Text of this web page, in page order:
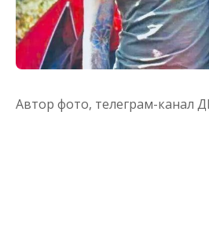
Автор фото, телеграм-канал